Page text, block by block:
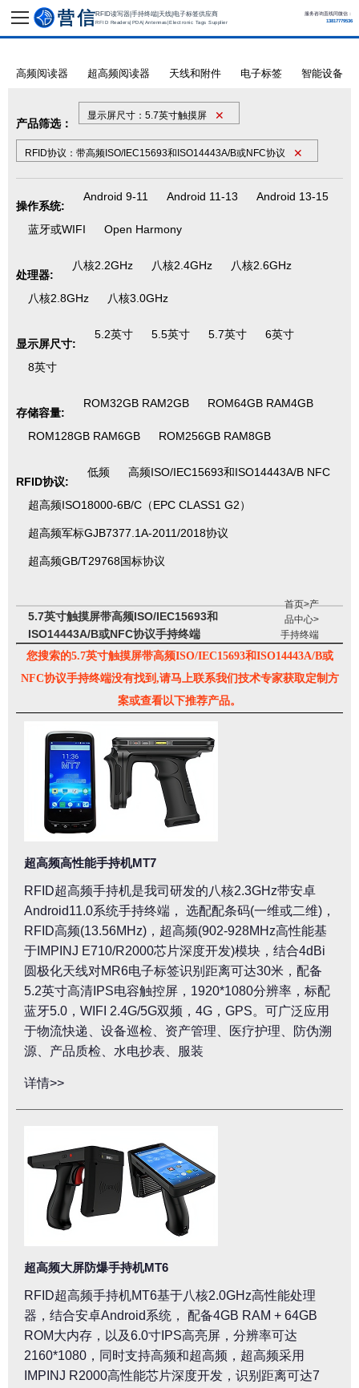
RFID读写器|手持终端|天线|电子标签供应商
RFID Readers|PDA|Antennas|Electronic Tags Supplier
服务咨询直线同微信：
13817779536
高频阅读器 超高频阅读器 天线和附件 电子标签 智能设备
产品筛选：
显示屏尺寸：5.7英寸触摸屏 ✕
RFID协议：带高频ISO/IEC15693和ISO14443A/B或NFC协议 ✕
操作系统:
Android 9-11 Android 11-13 Android 13-15
蓝牙或WIFI Open Harmony
处理器:
八核2.2GHz 八核2.4GHz 八核2.6GHz
八核2.8GHz 八核3.0GHz
显示屏尺寸:
5.2英寸 5.5英寸 5.7英寸 6英寸
8英寸
存储容量:
ROM32GB RAM2GB ROM64GB RAM4GB
ROM128GB RAM6GB ROM256GB RAM8GB
RFID协议:
低频 高频ISO/IEC15693和ISO14443A/B NFC
超高频ISO18000-6B/C（EPC CLASS1 G2）
超高频军标GJB7377.1A-2011/2018协议
超高频GB/T29768国标协议
5.7英寸触摸屏带高频ISO/IEC15693和
ISO14443A/B或NFC协议手持终端
首页>产
品中心>
手持终端
您搜索的5.7英寸触摸屏带高频ISO/IEC15693和ISO14443A/B或
NFC协议手持终端没有找到,请马上联系我们技术专家获取定制方
案或查看以下推荐产品。
超高频高性能手持机MT7
RFID超高频手持机是我司研发的八核2.3GHz带安卓
Android11.0系统手持终端， 选配配条码(一维或二维)，
RFID高频(13.56MHz)，超高频(902-928MHz高性能基
于IMPINJ E710/R2000芯片深度开发)模块，结合4dBi
圆极化天线对MR6电子标签识别距离可达30米，配备
5.2英寸高清IPS电容触控屏，1920*1080分辨率，标配
蓝牙5.0，WIFI 2.4G/5G双频，4G，GPS。可广泛应用
于物流快递、设备巡检、资产管理、医疗护理、防伪溯
源、产品质检、水电抄表、服装
详情>>
超高频大屏防爆手持机MT6
RFID超高频手持机MT6基于八核2.0GHz高性能处理
器，结合安卓Android系统， 配备4GB RAM + 64GB
ROM大内存，以及6.0寸IPS高亮屏，分辨率可达
2160*1080，同时支持高频和超高频，超高频采用
IMPINJ R2000高性能芯片深度开发，识别距离可达7